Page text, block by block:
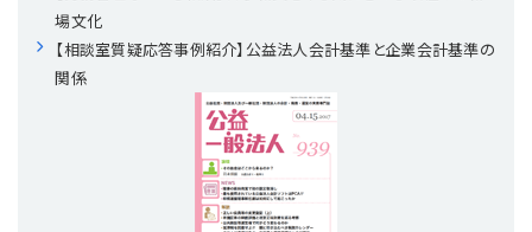
【連載】公益法人運営実務の処方箋
【連載】公益法人会計検定試験一問一答
【連載】公益法人のための「新公益信託」活用戦略
【連載】実務と税務のポイント
【連載】事務局だよりPLUS
【連載】テーマで紐解く逆引きガイドライン
【連載】悩みと向き合う経営学
プライバシーポリシー
場文化
【相談室質疑応答事例紹介】公益法人会計基準と企業会計基準の
関係